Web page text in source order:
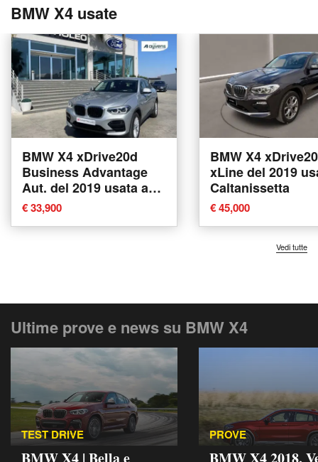
BMW X4 usate
BMW X4 xDrive20d
Business Advantage
Aut. del 2019 usata a
Tricase
€ 33,900
BMW X4
xLine del 2019
Caltanissetta
€ 45,000
Vedi tutte
Ultime prove e news su BMW X4
TEST DRIVE
BMW X4 | Bella e
PROVE
BMW X4 2018.